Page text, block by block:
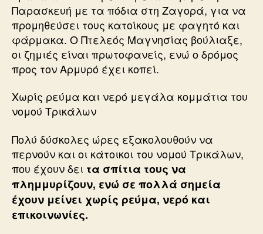
Παρασκευή με τα πόδια στη Ζαγορά, για να
προμηθεύσει τους κατοίκους με φαγητό και
φάρμακα. Ο Πτελεός Μαγνησίας βούλιαξε,
οι ζημιές είναι πρωτοφανείς, ενώ ο δρόμος
προς τον Αρμυρό έχει κοπεί.
Χωρίς ρεύμα και νερό μεγάλα κομμάτια του
νομού Τρικάλων
Πολύ δύσκολες ώρες εξακολουθούν να
περνούν και οι κάτοικοι του νομού Τρικάλων,
που έχουν δει τα σπίτια τους να
πλημμυρίζουν, ενώ σε πολλά σημεία
έχουν μείνει χωρίς ρεύμα, νερό και
επικοινωνίες.